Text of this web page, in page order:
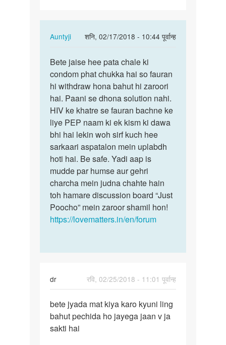
Auntyji
शनि, 02/17/2018 - 10:44 पूर्वान्ह
In
to
Aunty
ji
Maine
ek
ladke
se…
by
अज्ञात
Bete
jaise
hee
pata
chale
ki…
Bete jaise hee pata chale ki
condom phat chukka hai so fauran
hi withdraw hona bahut hi zaroori
hai. Paani se dhona solution nahi.
HIV ke khatre se fauran bachne ke
liye PEP naam ki ek kism ki dawa
bhi hai lekin woh sirf kuch hee
sarkaari aspatalon mein uplabdh
hoti hai. Be safe. Yadi aap is
mudde par humse aur gehri
charcha mein judna chahte hain
toh hamare discussion board “Just
Poocho” mein zaroor shamil hon!
https://lovematters.in/en/forum
dr
रवि, 02/25/2018 - 11:01 पूर्वान्ह
bete
jyada
mat
bete jyada mat kiya karo kyuni ling
bahut pechida ho jayega jaan v ja
sakti hai